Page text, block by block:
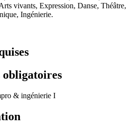
vivants, Expression, Danse, Théâtre,
Ingénierie.
& ingénierie I